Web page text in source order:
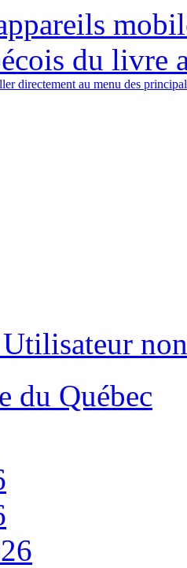
du livre
directement au menu des
Utilisateur
du Québec